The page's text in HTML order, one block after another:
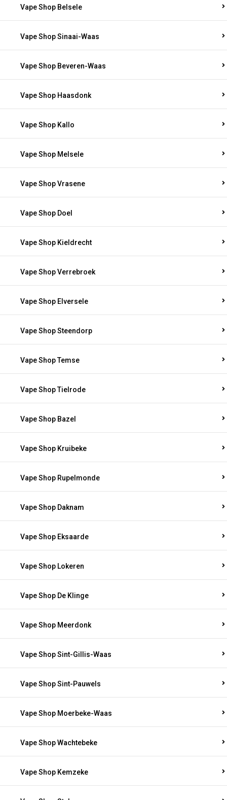
Vape Shop Belsele
Vape Shop Sinaai-Waas
Vape Shop Beveren-Waas
Vape Shop Haasdonk
Vape Shop Kallo
Vape Shop Melsele
Vape Shop Vrasene
Vape Shop Doel
Vape Shop Kieldrecht
Vape Shop Verrebroek
Vape Shop Elversele
Vape Shop Steendorp
Vape Shop Temse
Vape Shop Tielrode
Vape Shop Bazel
Vape Shop Kruibeke
Vape Shop Rupelmonde
Vape Shop Daknam
Vape Shop Eksaarde
Vape Shop Lokeren
Vape Shop De Klinge
Vape Shop Meerdonk
Vape Shop Sint-Gillis-Waas
Vape Shop Sint-Pauwels
Vape Shop Moerbeke-Waas
Vape Shop Wachtebeke
Vape Shop Kemzeke